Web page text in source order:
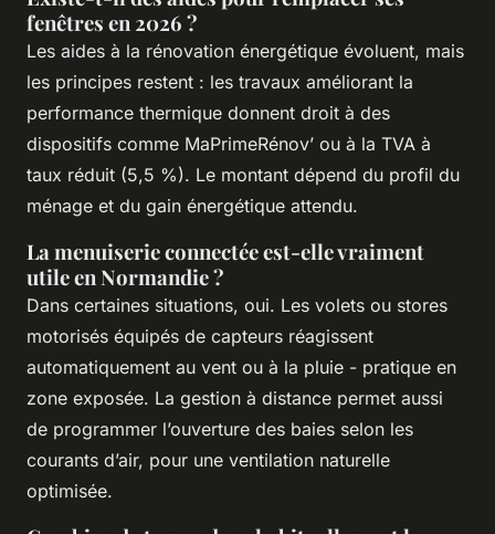
fenêtres en 2026 ?
Les aides à la rénovation énergétique évoluent, mais
les principes restent : les travaux améliorant la
performance thermique donnent droit à des
dispositifs comme MaPrimeRénov’ ou à la TVA à
taux réduit (5,5 %). Le montant dépend du profil du
ménage et du gain énergétique attendu.
La menuiserie connectée est-elle vraiment
utile en Normandie ?
Dans certaines situations, oui. Les volets ou stores
motorisés équipés de capteurs réagissent
automatiquement au vent ou à la pluie - pratique en
zone exposée. La gestion à distance permet aussi
de programmer l’ouverture des baies selon les
courants d’air, pour une ventilation naturelle
optimisée.